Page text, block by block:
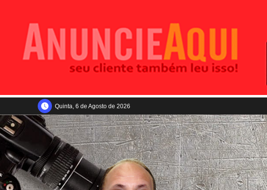
Quinta, 6 de Agosto de 2026